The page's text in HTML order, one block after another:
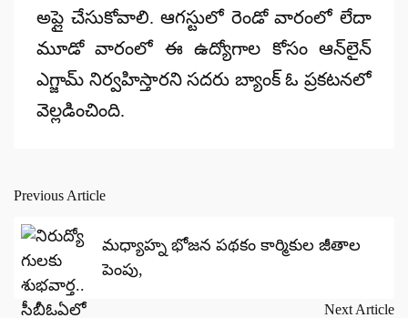
అప్లై చేసుకోవాలి. ఆగస్టులో రెండో వారంలో లేదా
మూడో వారంలో ఈ ఉద్యోగాల కోసం ఆన్‌లైన్
ఎగ్జామ్ నిర్వహిస్తారని సదరు బ్యాంక్ ఓ ప్రకటనలో
వెల్లడించింది.
Post
navigation
Previous Article
మధ్యాహ్న భోజన పథకం కార్మికుల జీతాల
పెంపు,
Next Article